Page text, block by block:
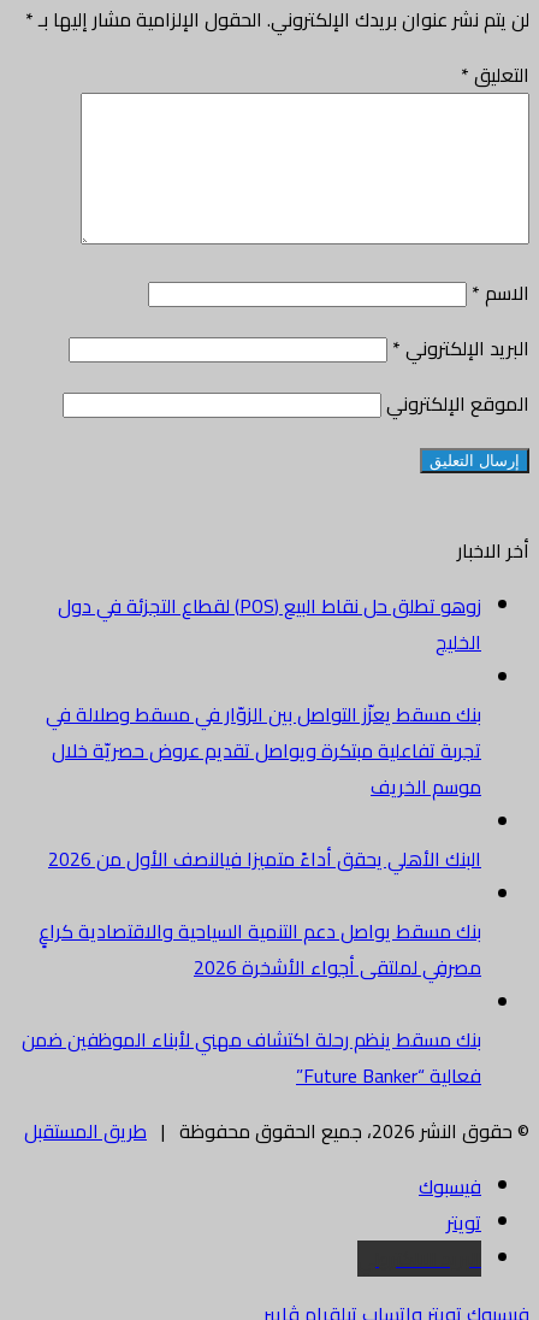
لن يتم نشر عنوان بريدك الإلكتروني. الحقول الإلزامية مشار إليها بـ*
التعليق*
الاسم*
البريد الإلكتروني*
الموقع الإلكتروني
أخر الاخبار
زوهو تطلق حل نقاط البيع (POS) لقطاع التجزئة في دول
الخليج
بنك مسقط يعزّز التواصل بين الزوّار في مسقط وصلالة في
تجربة تفاعلية مبتكرة ويواصل تقديم عروض حصريّة خلال
موسم الخريف
البنك الأهلي يحقق أداءً متميزا فيالنصف الأول من 2026
بنك مسقط يواصل دعم التنمية السياحية والاقتصادية كراعٍ
مصرفي لملتقى أجواء الأشخرة 2026
بنك مسقط ينظم رحلة اكتشاف مهني لأبناء الموظفين ضمن
فعالية “Future Banker”
© حقوق النشر 2026، جميع الحقوق محفوظة |
طريق المستقبل
فيسبوك
تويتر
البريد الالكتروني